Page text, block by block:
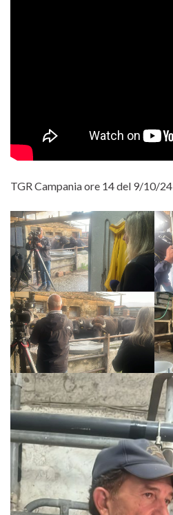
TGR Campania ore 14 del 9/10/24